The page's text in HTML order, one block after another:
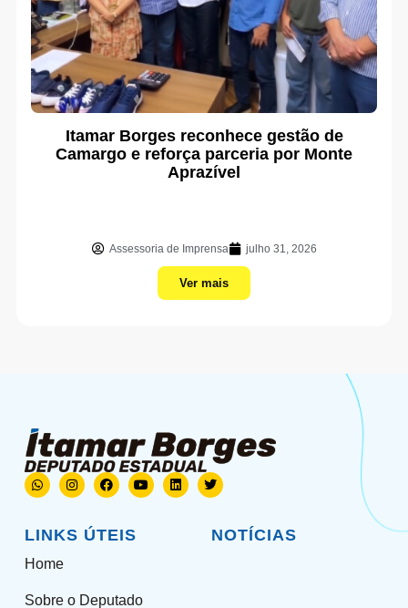
Itamar Borges reconhece gestão de
Camargo e reforça parceria por Monte
Aprazível
Assessoria de Imprensa julho 31, 2026
Ver mais
LINKS ÚTEIS
Home
Sobre o Deputado
NOTÍCIAS